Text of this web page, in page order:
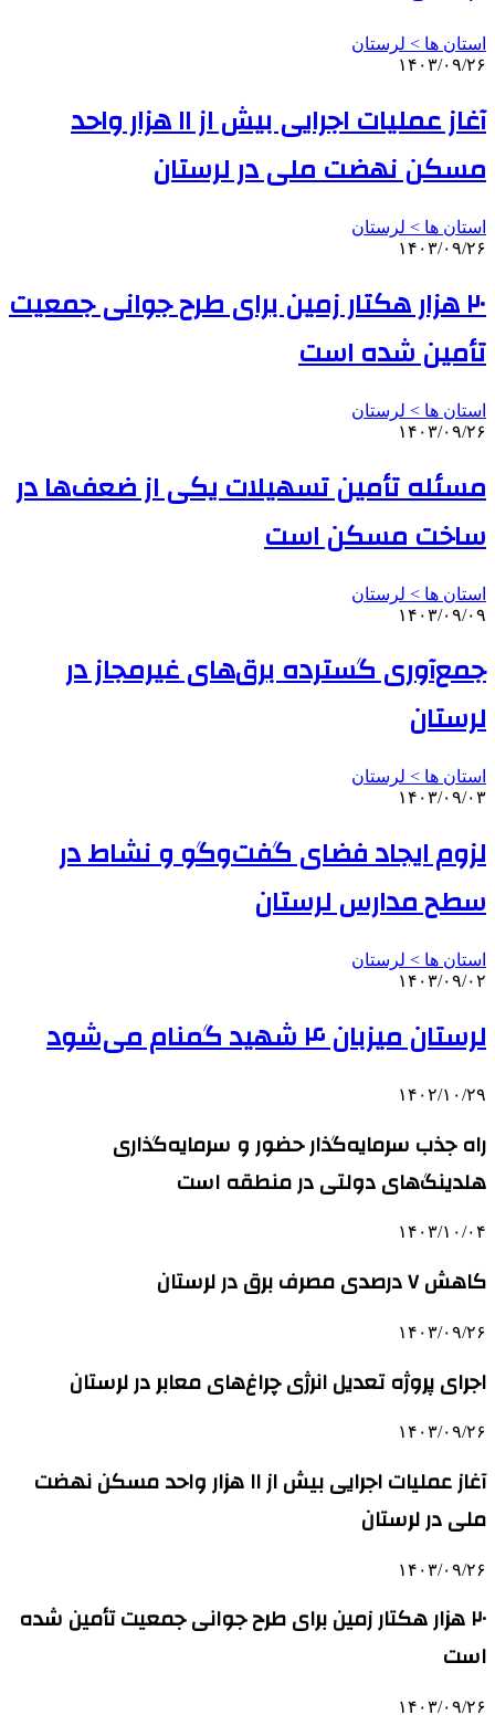
استان ها > لرستان
۱۴۰۳/۰۹/۲۶
آغاز عملیات اجرایی بیش از ۱۱ هزار واحد
مسکن نهضت ملی در لرستان
استان ها > لرستان
۱۴۰۳/۰۹/۲۶
۲۰ هزار هکتار زمین برای طرح جوانی جمعیت
تأمین شده است
استان ها > لرستان
۱۴۰۳/۰۹/۲۶
مسئله تأمین تسهیلات یکی از ضعف‌ها در
ساخت مسکن است
استان ها > لرستان
۱۴۰۳/۰۹/۰۹
جمع‌آوری گسترده برق‌های غیرمجاز در
لرستان
استان ها > لرستان
۱۴۰۳/۰۹/۰۳
لزوم ایجاد فضای گفت‌وگو و نشاط در
سطح مدارس لرستان
استان ها > لرستان
۱۴۰۳/۰۹/۰۲
لرستان میزبان ۴ شهید گمنام می‌شود
۱۴۰۲/۱۰/۲۹
راه‌ جذب سرمایه‌گذار حضور و سرمایه‌گذاری
هلدینگ‌های دولتی در منطقه است
۱۴۰۳/۱۰/۰۴
کاهش ۷ درصدی مصرف برق در لرستان
۱۴۰۳/۰۹/۲۶
اجرای پروژه تعدیل انرژی چراغ‌های معابر در لرستان
۱۴۰۳/۰۹/۲۶
آغاز عملیات اجرایی بیش از ۱۱ هزار واحد مسکن نهضت
ملی در لرستان
۱۴۰۳/۰۹/۲۶
۲۰ هزار هکتار زمین برای طرح جوانی جمعیت تأمین شده
است
۱۴۰۳/۰۹/۲۶